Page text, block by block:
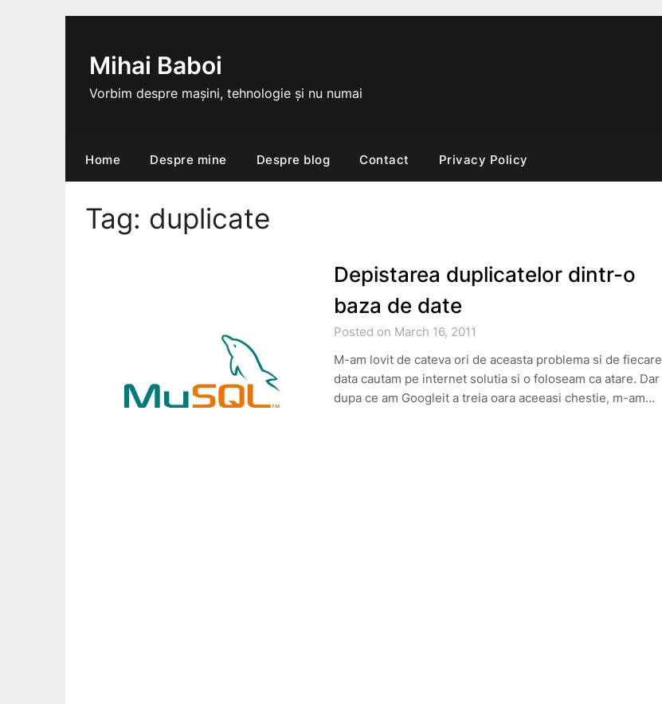
Mihai Baboi
Vorbim despre mașini, tehnologie și nu numai
Home Despre mine Despre blog Contact Privacy Policy
Tag: duplicate
Depistarea duplicatelor dintr-o
baza de date
Posted on March 16, 2011
M-am lovit de cateva ori de aceasta problema si de fiecare
data cautam pe internet solutia si o foloseam ca atare. Dar
dupa ce am Googleit a treia oara aceeasi chestie, m-am…